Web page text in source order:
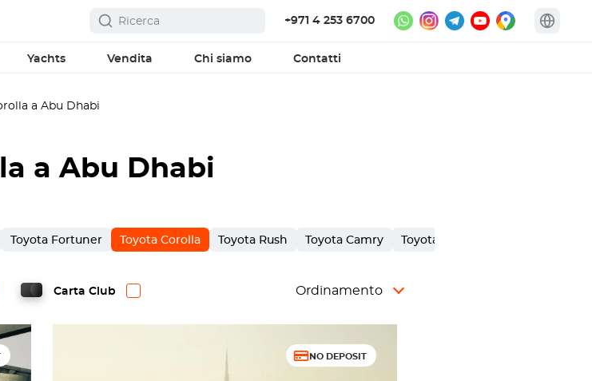
+971 4 253 6700
Yachts Vendita Chi siamo Contatti
a Abu Dhabi
a Abu Dhabi
Toyota Fortuner Toyota Corolla Toyota Rush Toyota Camry Toyota Supra
Carta Club Ordinamento
NO DEPOSIT